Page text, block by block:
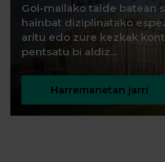
Goi-mailako talde batean
hainbat diziplinatako
aritu edo zure kezkak
pentsatu bi aldiz...
Harremanetan jarri